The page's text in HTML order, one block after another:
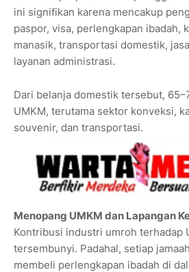
ini signifikan karena mencakup
paspor, visa, perlengkapan ibadah,
manasik, transportasi domestik,
layanan administrasi.
Dari belanja domestik tersebut,
UMKM, terutama sektor konveksi,
souvenir, dan transportasi.
Menopang UMKM dan Lapangan
Kontribusi industri umroh terhadap
tersembunyi. Padahal, setiap
membeli perlengkapan ibadah di